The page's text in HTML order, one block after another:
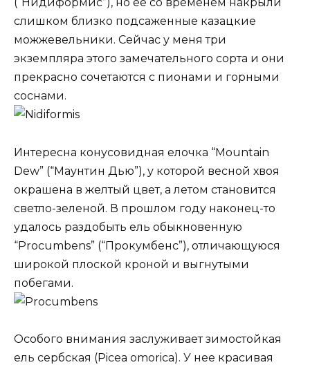
(“Нидиформис”), но её со временем накрыли
слишком близко подсаженные казацкие
можжевельники. Сейчас у меня три
экземпляра этого замечательного сорта и они
прекрасно сочетаются с пионами и горными
соснами.
Интересна конусовидная елочка “Mountain
Dew” (“Маунтин Дью”), у которой весной хвоя
окрашена в желтый цвет, а летом становится
светло-зеленой. В прошлом году наконец-то
удалось раздобыть ель обыкновенную
“Procumbens” (“Прокумбенс”), отличающуюся
широкой плоской кроной и выгнутыми
побегами.
Особого внимания заслуживает зимостойкая
ель сербская (Picea omorica). У нее красивая